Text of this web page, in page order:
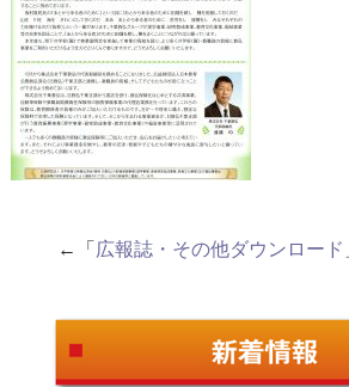
←「 広報誌・その他ダウンロード